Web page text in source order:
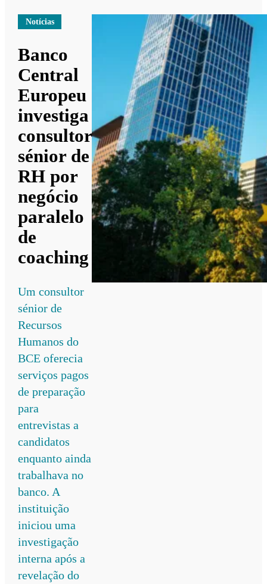
Notícias
Banco
Central
Europeu
investiga
consultor
sénior de
RH por
negócio
paralelo
de
coaching
Um consultor
sénior de
Recursos
Humanos do
BCE oferecia
serviços pagos
de preparação
para
entrevistas a
candidatos
enquanto ainda
trabalhava no
banco. A
instituição
iniciou uma
investigação
interna após a
revelação do